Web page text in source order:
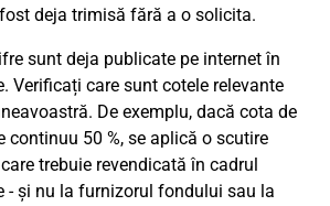
deja trimisă fără a o solicita.
sunt deja publicate pe internet în
Verificați care sunt cotele relevante
De exemplu, dacă cota de
continuu 50 %, se aplică o scutire
trebuie revendicată în cadrul
- și nu la furnizorul fondului sau la